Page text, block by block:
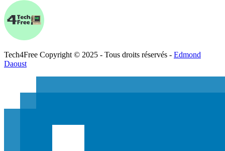
Tech4Free Copyright © 2025 - Tous droits réservés - Edmond
Daoust